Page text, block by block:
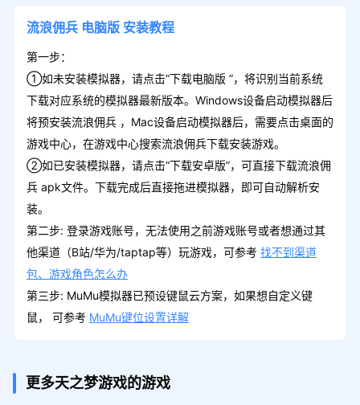
流浪佣兵 电脑版 安装教程
第一步：
①如未安装模拟器，请点击“下载电脑版 ”，将识别当前系统
下载对应系统的模拟器最新版本。Windows设备启动模拟器后
将预安装流浪佣兵 ，Mac设备启动模拟器后，需要点击桌面的
游戏中心，在游戏中心搜索流浪佣兵下载安装游戏。
②如已安装模拟器，请点击“下载安卓版”，可直接下载流浪佣
兵 apk文件。下载完成后直接拖进模拟器，即可自动解析安
装。
第二步: 登录游戏账号，无法使用之前游戏账号或者想通过其
他渠道（B站/华为/taptap等）玩游戏，可参考 找不到渠道
包、游戏角色怎么办
第三步: MuMu模拟器已预设键鼠云方案，如果想自定义键
鼠， 可参考 MuMu键位设置详解
更多天之梦游戏的游戏